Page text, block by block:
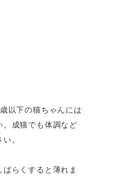
以下の猫ちゃんには
。成猫でも体調など
。
らくすると薄れま